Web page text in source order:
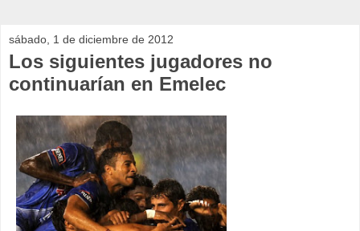
sábado, 1 de diciembre de 2012
Los siguientes jugadores no
continuarían en Emelec